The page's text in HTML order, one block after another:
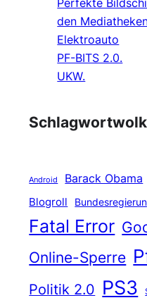
Perfekte
den
Elektroauto
PF-BITS 2.0.
UKW.
Android Barack Obama
Blogroll
Fatal Error
Online-Sperre
Politik 2.0 PS3